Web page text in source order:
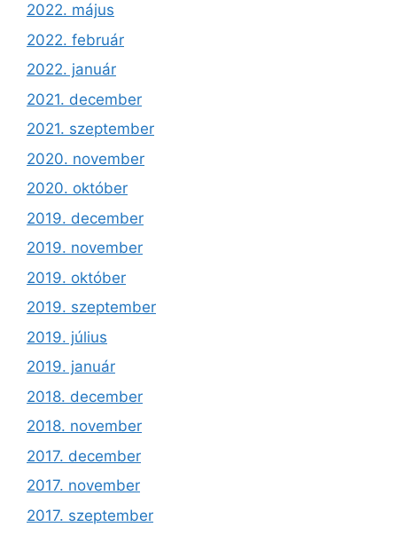
2022. május
2022. február
2022. január
2021. december
2021. szeptember
2020. november
2020. október
2019. december
2019. november
2019. október
2019. szeptember
2019. július
2019. január
2018. december
2018. november
2017. december
2017. november
2017. szeptember